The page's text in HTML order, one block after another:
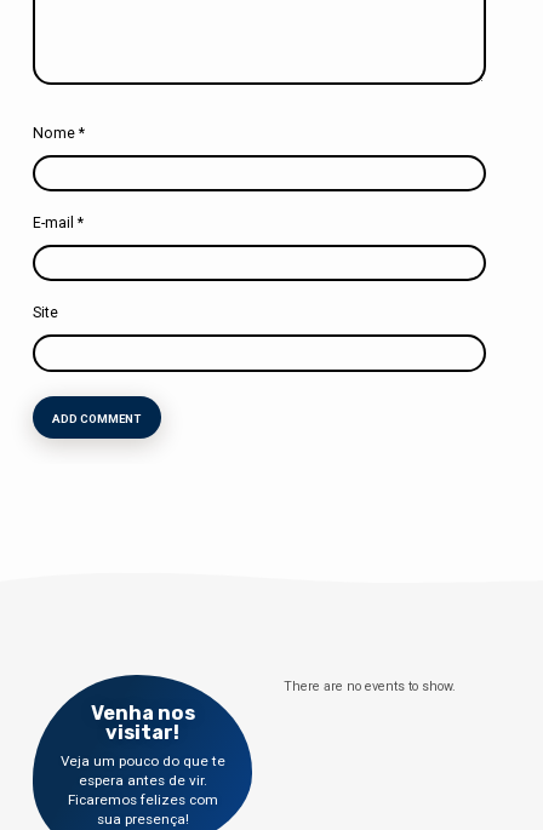
Nome *
E-mail *
Site
Venha nos
visitar!
Veja um pouco do que te
espera antes de vir.
Ficaremos felizes com
sua presença!
There are no events to show.